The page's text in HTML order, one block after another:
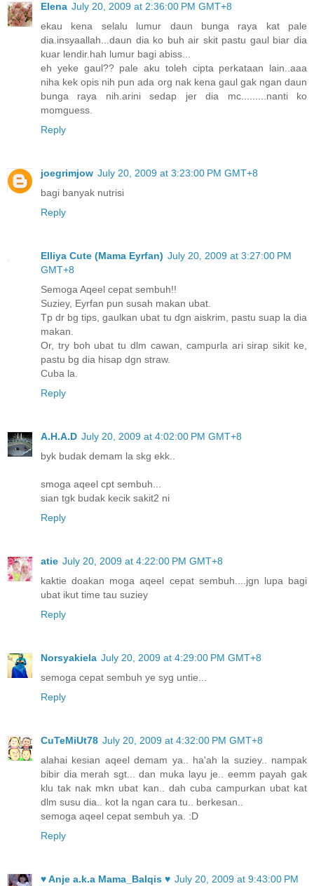
Elena July 20, 2009 at 2:36:00 PM GMT+8
ekau kena selalu lumur daun bunga raya kat pale
dia.insyaallah...daun dia ko buh air skit pastu gaul biar dia
kuar lendir.hah lumur bagi abiss...
eh yeke gaul?? pale aku toleh cipta perkataan lain..aaa
niha kek opis nih pun ada org nak kena gaul gak ngan daun
bunga raya nih.arini sedap jer dia mc.........nanti ko
momguess.
Reply
joegrimjow July 20, 2009 at 3:23:00 PM GMT+8
bagi banyak nutrisi
Reply
Elliya Cute (Mama Eyrfan) July 20, 2009 at 3:27:00 PM
GMT+8
Semoga Aqeel cepat sembuh!!
Suziey, Eyrfan pun susah makan ubat.
Tp dr bg tips, gaulkan ubat tu dgn aiskrim, pastu suap la dia
makan.
Or, try boh ubat tu dlm cawan, campurla ari sirap sikit ke,
pastu bg dia hisap dgn straw.
Cuba la.
Reply
A.H.A.D July 20, 2009 at 4:02:00 PM GMT+8
byk budak demam la skg ekk..
smoga aqeel cpt sembuh...
sian tgk budak kecik sakit2 ni
Reply
atie July 20, 2009 at 4:22:00 PM GMT+8
kaktie doakan moga aqeel cepat sembuh....jgn lupa bagi
ubat ikut time tau suziey
Reply
Norsyakiela July 20, 2009 at 4:29:00 PM GMT+8
semoga cepat sembuh ye syg untie...
Reply
CuTeMiUt78 July 20, 2009 at 4:32:00 PM GMT+8
alahai kesian aqeel demam ya.. ha'ah la suziey.. nampak
bibir dia merah sgt... dan muka layu je.. eemm payah gak
klu tak nak mkn ubat kan.. dah cuba campurkan ubat kat
dlm susu dia.. kot la ngan cara tu.. berkesan..
semoga aqeel cepat sembuh ya. :D
Reply
♥ Anje a.k.a Mama_Balqis ♥ July 20, 2009 at 9:43:00 PM